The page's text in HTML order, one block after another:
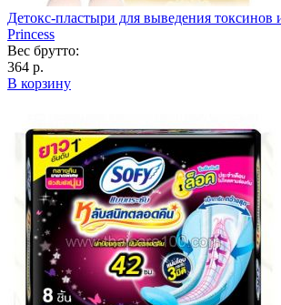
Детокс-пластыри для выведения токсинов
Princess
Вес брутто:
364 р.
В корзину